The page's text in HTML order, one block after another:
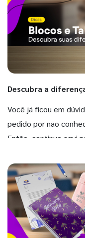
Descubra a
Você já ficou em
pedido por não
Então, continue aqui